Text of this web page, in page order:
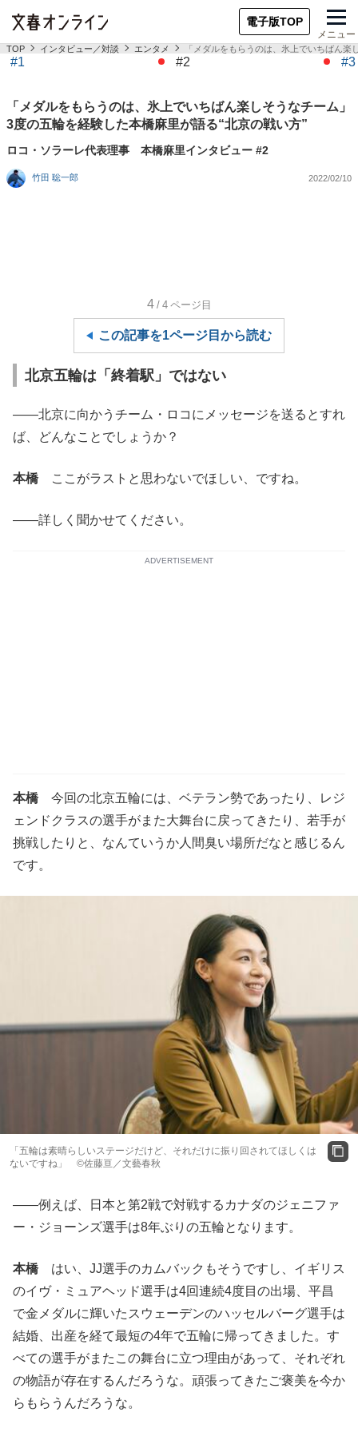
電子版TOP
メニュー
TOP インタビュー／対談 エンタメ 「メダルをもらうのは、氷上でいちばん
#1 #2 #3
「メダルをもらうのは、氷上でいちばん楽しそうなチーム」
3度の五輪を経験した本橋麻里が語る“北京の戦い方”
ロコ・ソラーレ代表理事 本橋麻里インタビュー #2
竹田 聡一郎 2022/02/10
4 /4 ページ目
この記事を1ページ目から読む
北京五輪は「終着駅」ではない
――北京に向かうチーム・ロコにメッセージを送るとすれ
ば、どんなことでしょうか？
本橋ここがラストと思わないでほしい、ですね。
――詳しく聞かせてください。
ADVERTISEMENT
本橋今回の北京五輪には、ベテラン勢であったり、レジ
ェンドクラスの選手がまた大舞台に戻ってきたり、若手が
挑戦したりと、なんていうか人間臭い場所だなと感じるん
です。
「五輪は素晴らしいステージだけど、それだけに振り回されてほしくは
ないですね」 ©️佐藤亘／文藝春秋
――例えば、日本と第2戦で対戦するカナダのジェニファ
ー・ジョーンズ選手は8年ぶりの五輪となります。
本橋はい、JJ選手のカムバックもそうですし、イギリス
のイヴ・ミュアヘッド選手は4回連続4度目の出場、平昌
で金メダルに輝いたスウェーデンのハッセルバーグ選手は
結婚、出産を経て最短の4年で五輪に帰ってきました。す
べての選手がまたこの舞台に立つ理由があって、それぞれ
の物語が存在するんだろうな。頑張ってきたご褒美を今か
らもらうんだろうな。